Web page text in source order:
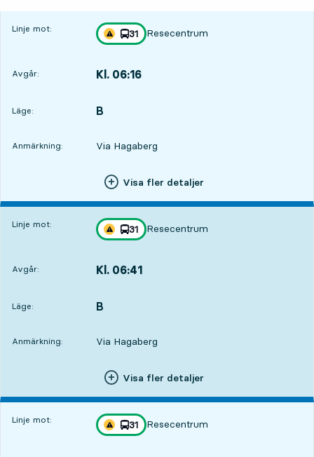
Linje mot:
Trafikstörning på resan finns
linje
31
mot
Resecentrum
,
Avgår: Kl. 06:16
Läge:
LÄGE, B
,
Anmärkning: Via Hagaberg
Visa fler detaljer
Linje mot:
Trafikstörning på resan finns
linje
31
mot
Resecentrum
,
Avgår: Kl. 06:41
Läge:
LÄGE, B
,
Anmärkning: Via Hagaberg
Visa fler detaljer
Linje mot:
Trafikstörning på resan finns
linje
31
mot
Resecentrum
,